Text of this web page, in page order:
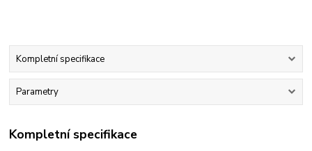
Kompletní specifikace
Parametry
Kompletní specifikace